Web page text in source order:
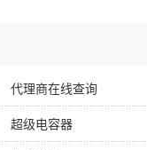
代理商在线查询
超级电容器